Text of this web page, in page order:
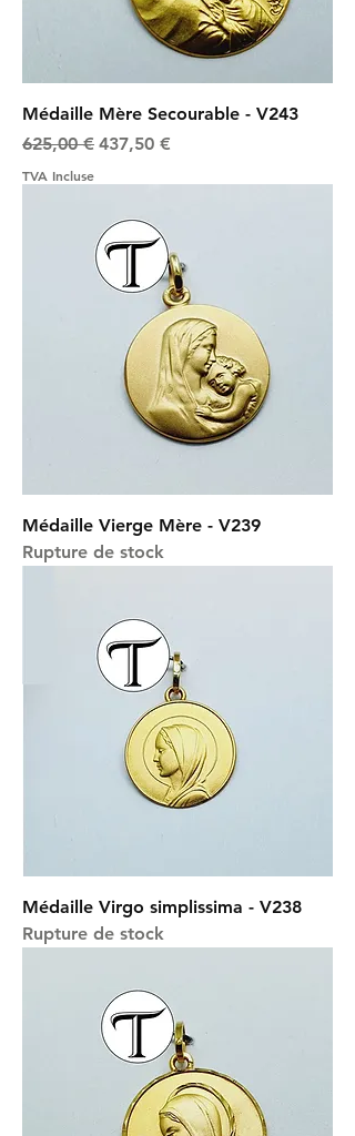
Médaille Mère Secourable - V243
Prix original
625,00 € Prix promotionnel
437,50 €
TVA Incluse
Médaille Vierge Mère - V239
Rupture de stock
Médaille Virgo simplissima - V238
Rupture de stock